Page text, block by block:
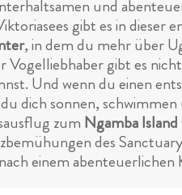
und
gibt es in
, in dem du mehr über
gibt es
Und wenn du einen
dich sonnen,
zum Ngamba
des
einem